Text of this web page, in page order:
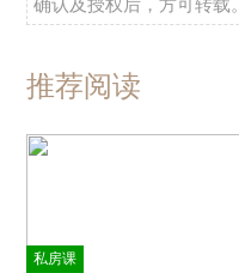
推荐阅读
私房课